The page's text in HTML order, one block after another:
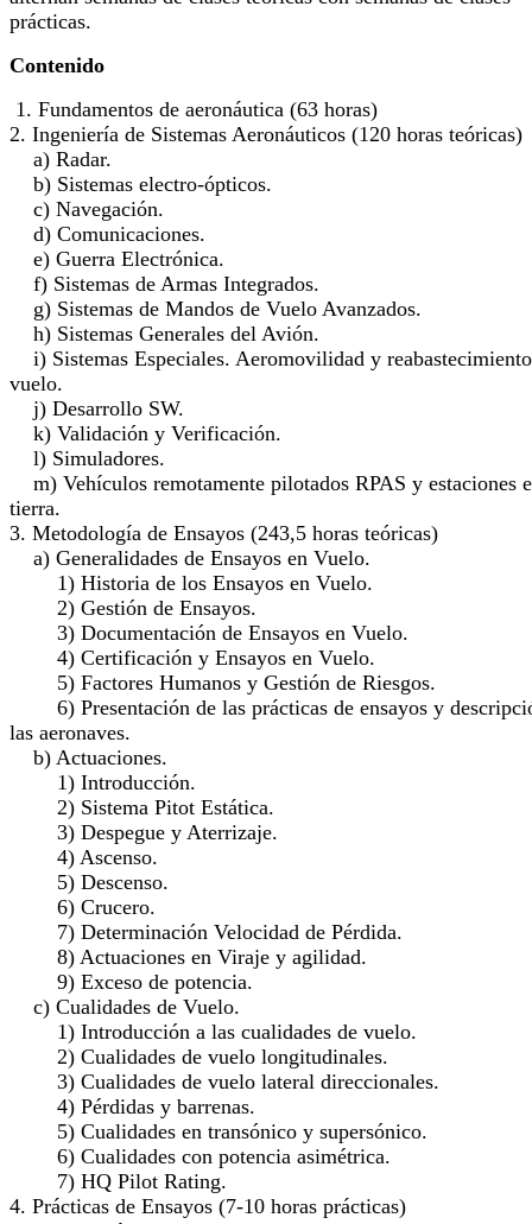
prácticas.
Contenido
1. Fundamentos de aeronáutica (63 horas)
2. Ingeniería de Sistemas Aeronáuticos (120 horas teóricas)
a) Radar.
b) Sistemas electro-ópticos.
c) Navegación.
d) Comunicaciones.
e) Guerra Electrónica.
f) Sistemas de Armas Integrados.
g) Sistemas de Mandos de Vuelo Avanzados.
h) Sistemas Generales del Avión.
i) Sistemas Especiales. Aeromovilidad y
vuelo.
j) Desarrollo SW.
k) Validación y Verificación.
l) Simuladores.
m) Vehículos remotamente pilotados RPAS y estaciones
tierra.
3. Metodología de Ensayos (243,5 horas teóricas)
a) Generalidades de Ensayos en Vuelo.
1) Historia de los Ensayos en Vuelo.
2) Gestión de Ensayos.
3) Documentación de Ensayos en Vuelo.
4) Certificación y Ensayos en Vuelo.
5) Factores Humanos y Gestión de Riesgos.
6) Presentación de las prácticas de ensayos y
las aeronaves.
b) Actuaciones.
1) Introducción.
2) Sistema Pitot Estática.
3) Despegue y Aterrizaje.
4) Ascenso.
5) Descenso.
6) Crucero.
7) Determinación Velocidad de Pérdida.
8) Actuaciones en Viraje y agilidad.
9) Exceso de potencia.
c) Cualidades de Vuelo.
1) Introducción a las cualidades de vuelo.
2) Cualidades de vuelo longitudinales.
3) Cualidades de vuelo lateral direccionales.
4) Pérdidas y barrenas.
5) Cualidades en transónico y supersónico.
6) Cualidades con potencia asimétrica.
7) HQ Pilot Rating.
4. Prácticas de Ensayos (7-10 horas prácticas)